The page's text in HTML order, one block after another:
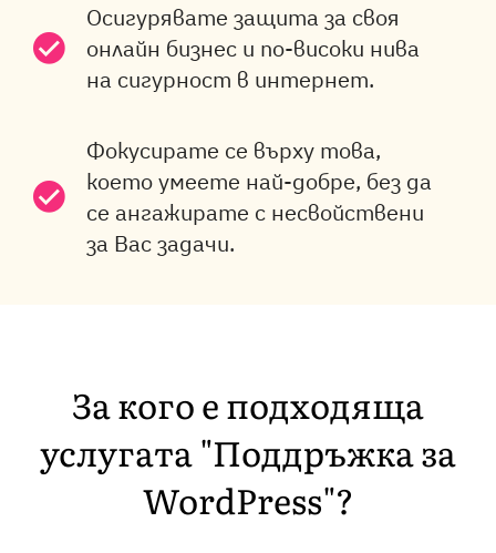
Осигурявате защита за своя
онлайн бизнес и по-високи нива
на сигурност в интернет.
Фокусирате се върху това,
което умеете най-добре, без да
се ангажирате с несвойствени
за Вас задачи.
За кого е подходяща
услугата "Поддръжка за
WordPress"?